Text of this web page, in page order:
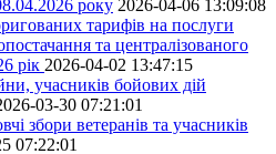
року 2026-04-06 13:09:08
тарифів на послуги
та централізованого
рік 2026-04-02 13:47:15
учасників бойових дій
03-30 07:21:01
збори ветеранів та учасників
07:22:01